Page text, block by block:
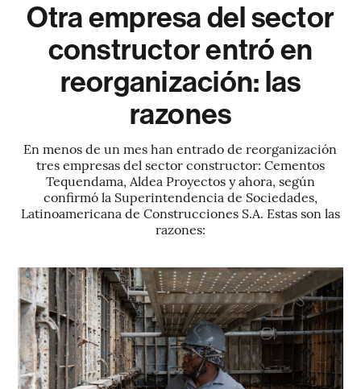
Otra empresa del sector
constructor entró en
reorganización: las
razones
En menos de un mes han entrado de reorganización
tres empresas del sector constructor: Cementos
Tequendama, Aldea Proyectos y ahora, según
confirmó la Superintendencia de Sociedades,
Latinoamericana de Construcciones S.A. Estas son las
razones: